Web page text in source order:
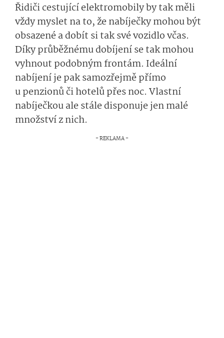
Řidiči cestující elektromobily by tak měli
vždy myslet na to, že nabíječky mohou být
obsazené a dobít si tak své vozidlo včas.
Díky průběžnému dobíjení se tak mohou
vyhnout podobným frontám. Ideální
nabíjení je pak samozřejmě přímo
u penzionů či hotelů přes noc. Vlastní
nabíječkou ale stále disponuje jen malé
množství z nich.